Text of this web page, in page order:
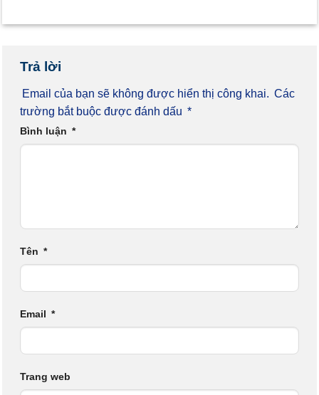
Trả lời
Email của bạn sẽ không được hiển thị công khai. Các
trường bắt buộc được đánh dấu *
Bình luận *
Tên *
Email *
Trang web